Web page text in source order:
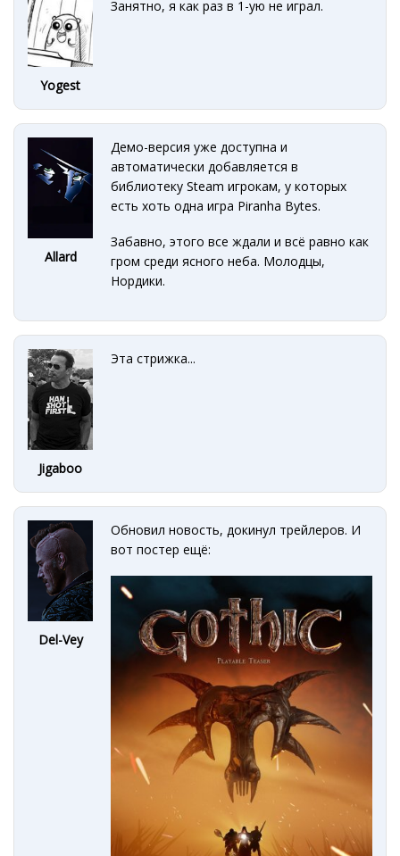
Yogest
Занятно, я как раз в 1-ую не играл.
Allard
Демо-версия уже доступна и
автоматически добавляется в
библиотеку Steam игрокам, у которых
есть хоть одна игра Piranha Bytes.
Забавно, этого все ждали и всё равно как
гром среди ясного неба. Молодцы,
Нордики.
Jigaboo
Эта стрижка...
Del-Vey
Обновил новость, докинул трейлеров. И
вот постер ещё: